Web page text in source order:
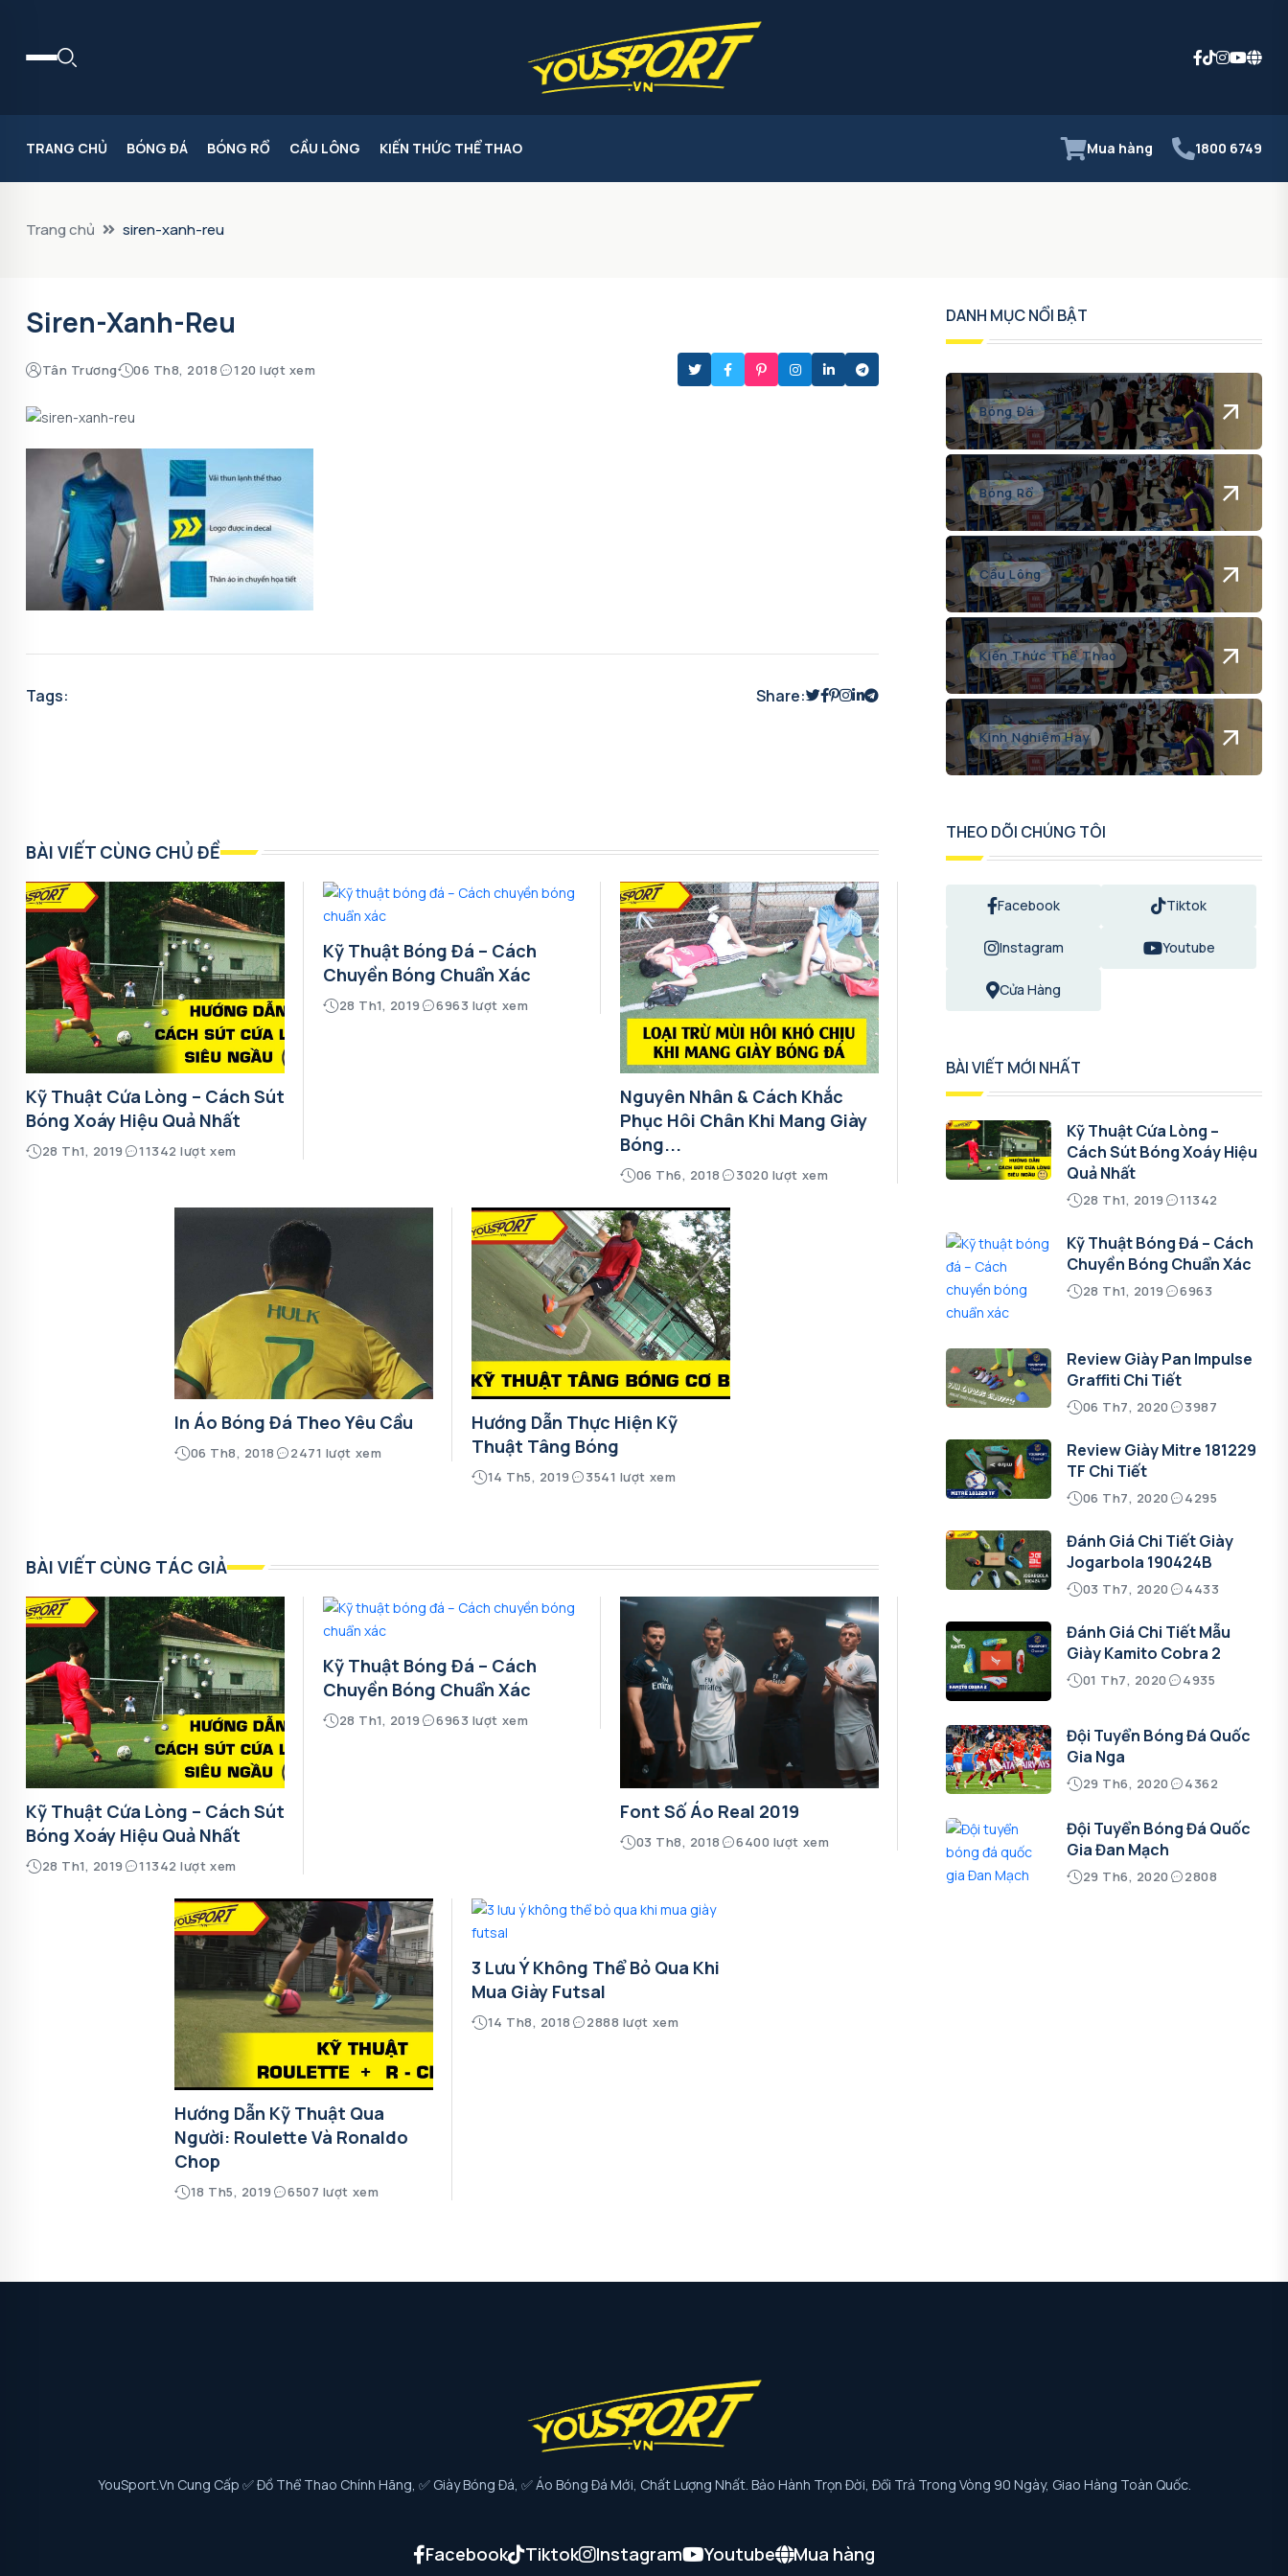
TRANG CHỦ BÓNG ĐÁ BÓNG RỔ CẦU LÔNG KIẾN THỨC THỂ THAO Mua hàng 1800 6749
Trang chủ siren-xanh-reu
Siren-Xanh-Reu
Tân Trương 06 Th8, 2018 120 lượt xem
Tags: Share:
BÀI VIẾT CÙNG CHỦ ĐỀ
Kỹ Thuật Cứa Lòng – Cách Sút
Bóng Xoáy Hiệu Quả Nhất
28 Th1, 2019 11342 lượt xem
Kỹ Thuật Bóng Đá – Cách
Chuyền Bóng Chuẩn Xác
28 Th1, 2019 6963 lượt xem
Nguyên Nhân & Cách Khắc
Phục Hôi Chân Khi Mang Giày
Bóng...
06 Th6, 2018 3020 lượt xem
In Áo Bóng Đá Theo Yêu Cầu
06 Th8, 2018 2471 lượt xem
Hướng Dẫn Thực Hiện Kỹ
Thuật Tâng Bóng
14 Th5, 2019 3541 lượt xem
BÀI VIẾT CÙNG TÁC GIẢ
Kỹ Thuật Cứa Lòng – Cách Sút
Bóng Xoáy Hiệu Quả Nhất
28 Th1, 2019 11342 lượt xem
Kỹ Thuật Bóng Đá – Cách
Chuyền Bóng Chuẩn Xác
28 Th1, 2019 6963 lượt xem
Font Số Áo Real 2019
03 Th8, 2018 6400 lượt xem
Hướng Dẫn Kỹ Thuật Qua
Người: Roulette Và Ronaldo
Chop
18 Th5, 2019 6507 lượt xem
3 Lưu Ý Không Thể Bỏ Qua Khi
Mua Giày Futsal
14 Th8, 2018 2888 lượt xem
DANH MỤC NỔI BẬT
Bóng Đá
Bóng Rổ
Cầu Lông
Kiến Thức Thể Thao
Kinh Nghiệm Hay
THEO DÕI CHÚNG TÔI
Facebook Tiktok
Instagram Youtube
Cửa Hàng
BÀI VIẾT MỚI NHẤT
Kỹ Thuật Cứa Lòng –
Cách Sút Bóng Xoáy Hiệu
Quả Nhất
28 Th1, 2019 11342
Kỹ Thuật Bóng Đá – Cách
Chuyền Bóng Chuẩn Xác
28 Th1, 2019 6963
Review Giày Pan Impulse
Graffiti Chi Tiết
06 Th7, 2020 3987
Review Giày Mitre 181229
TF Chi Tiết
06 Th7, 2020 4295
Đánh Giá Chi Tiết Giày
Jogarbola 190424B
03 Th7, 2020 4433
Đánh Giá Chi Tiết Mẫu
Giày Kamito Cobra 2
01 Th7, 2020 4935
Đội Tuyển Bóng Đá Quốc
Gia Nga
29 Th6, 2020 4362
Đội Tuyển Bóng Đá Quốc
Gia Đan Mạch
29 Th6, 2020 2808
YouSport.vn Cung Cấp ✅ Đồ Thể Thao Chính Hãng, ✅ Giày Bóng Đá, ✅ Áo Bóng Đá Mới, Chất Lượng Nhất. Bảo Hành Trọn Đời, Đổi Trả Trong Vòng 90 Ngày, Giao Hàng Toàn Quốc.
Facebook Tiktok Instagram Youtube Mua hàng